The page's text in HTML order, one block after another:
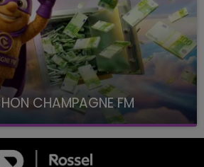
CHAMPAGNE FM
FM, à 8H10